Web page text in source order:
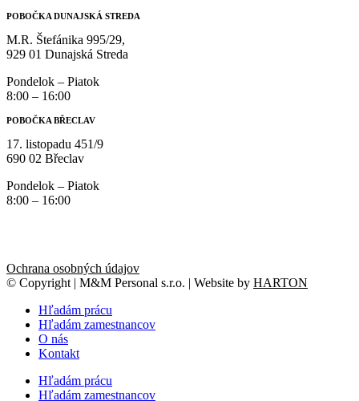
POBOČKA DUNAJSKÁ STREDA
M.R. Štefánika 995/29,
929 01 Dunajská Streda
Pondelok – Piatok
8:00 – 16:00
POBOČKA BŘECLAV
17. listopadu 451/9
690 02 Břeclav
Pondelok – Piatok
8:00 – 16:00
Ochrana osobných údajov
© Copyright | M&M Personal s.r.o. | Website by HARTON
Hľadám prácu
Hľadám zamestnancov
O nás
Kontakt
Hľadám prácu
Hľadám zamestnancov